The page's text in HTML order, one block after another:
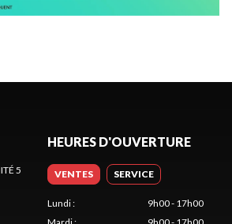
5
HEURES D'OUVERTURE
VENTES SERVICE
Lundi:
9h00 - 17h00